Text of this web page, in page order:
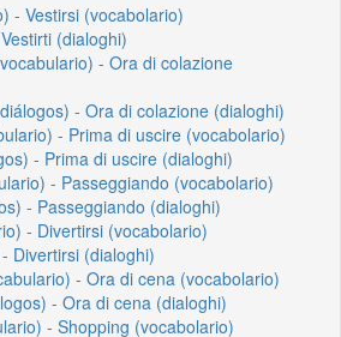
- Vestirsi (vocabolario)
(dialoghi)
- Ora di colazione
- Ora di colazione (dialoghi)
- Prima di uscire (vocabolario)
- Prima di uscire (dialoghi)
- Passeggiando (vocabolario)
- Passeggiando (dialoghi)
- Divertirsi (vocabolario)
Divertirsi (dialoghi)
- Ora di cena (vocabolario)
- Ora di cena (dialoghi)
- Shopping (vocabolario)